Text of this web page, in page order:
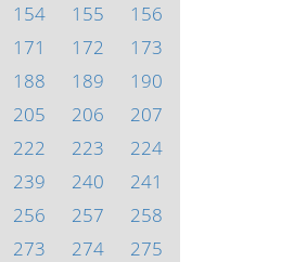
154 155
156
171 172
173
188 189
190
205 206
207
222 223
224
239 240
241
256 257
258
273 274 275